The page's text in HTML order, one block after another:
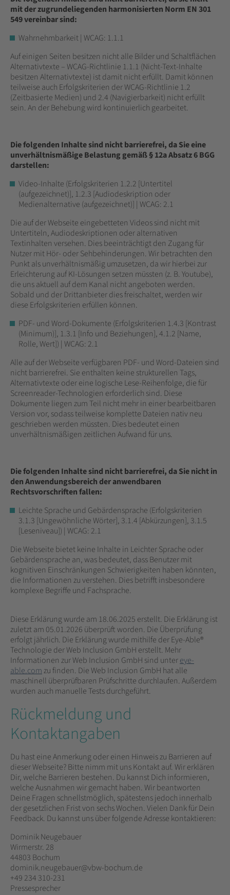
mit der zugrundeliegenden harmonisierten Norm EN 301
549 vereinbar sind:
Wahrnehmbarkeit | WCAG: 1.1.1
Auf einigen Seiten besitzen nicht alle Bilder und Schaltflächen
Alternativtexte – WCAG-Richtlinie 1.1.1 (Nicht-Text-Inhalte
besitzen Alternativtexte) ist damit nicht erfüllt. Damit können
teilweise auch Erfolgskriterien der WCAG-Richtlinie 1.2
(Zeitbasierte Medien) und 2.4 (Navigierbarkeit) nicht erfüllt
sein. An der Behebung wird kontinuierlich gearbeitet.
Die folgenden Inhalte sind nicht barrierefrei, da Sie eine
unverhältnismäßige Belastung gemäß § 12a Absatz 6 BGG
darstellen:
Video-Inhalte (Erfolgskriterien 1.2.2 [Untertitel
(aufgezeichnet)], 1.2.3 [Audiodeskription oder
Medienalternative (aufgezeichnet)] | WCAG: 2.1
Die auf der Webseite eingebetteten Videos sind nicht mit
Untertiteln, Audiodeskriptionen oder alternativen
Textinhalten versehen. Dies beeinträchtigt den Zugang für
Nutzer mit Hör- oder Sehbehinderungen. Wir betrachten den
Punkt als unverhältnismäßig umzusetzen, da wir hierbei zur
Erleichterung auf KI-Lösungen setzen müssten (z. B. Youtube),
die uns aktuell auf dem Kanal nicht angeboten werden.
Sobald und der Drittanbieter dies freischaltet, werden wir
diese Erfolgskriterien erfüllen können.
PDF- und Word-Dokumente (Erfolgskriterien 1.4.3 [Kontrast
(Minimum)], 1.3.1 [Info und Beziehungen], 4.1.2 [Name,
Rolle, Wert]) | WCAG: 2.1
Alle auf der Webseite verfügbaren PDF- und Word-Dateien sind
nicht barrierefrei. Sie enthalten keine strukturellen Tags,
Alternativtexte oder eine logische Lese-Reihenfolge, die für
Screenreader-Technologien erforderlich sind. Diese
Dokumente liegen zum Teil nicht mehr in einer bearbeitbaren
Version vor, sodass teilweise komplette Dateien nativ neu
geschrieben werden müssten. Dies bedeutet einen
unverhältnismäßigen zeitlichen Aufwand für uns.
Die folgenden Inhalte sind nicht barrierefrei, da Sie nicht in
den Anwendungsbereich der anwendbaren
Rechtsvorschriften fallen:
Leichte Sprache und Gebärdensprache (Erfolgskriterien
3.1.3 [Ungewöhnliche Wörter], 3.1.4 [Abkürzungen], 3.1.5
[Leseniveau]) | WCAG: 2.1
Die Webseite bietet keine Inhalte in Leichter Sprache oder
Gebärdensprache an, was bedeutet, dass Benutzer mit
kognitiven Einschränkungen Schwierigkeiten haben könnten,
die Informationen zu verstehen. Dies betrifft insbesondere
komplexe Begriffe und Fachsprache.
Diese Erklärung wurde am 18.06.2025 erstellt. Die Erklärung ist
zuletzt am 05.01.2026 überprüft worden. Die Überprüfung
erfolgt jährlich. Die Erklärung wurde mithilfe der Eye-Able®
Technologie der Web Inclusion GmbH erstellt. Mehr
Informationen zur Web Inclusion GmbH sind untereye-
able.comzu finden. Die Web Inclusion GmbH hat alle
maschinell überprüfbaren Prüfschritte durchlaufen. Außerdem
wurden auch manuelle Tests durchgeführt.
Rückmeldung und
Kontaktangaben
Du hast eine Anmerkung oder einen Hinweis zu Barrieren auf
dieser Webseite? Bitte nimm mit uns Kontakt auf. Wir erklären
Dir, welche Barrieren bestehen. Du kannst Dich informieren,
welche Ausnahmen wir gemacht haben. Wir beantworten
Deine Fragen schnellstmöglich, spätestens jedoch innerhalb
der gesetzlichen Frist von sechs Wochen. Vielen Dank für Dein
Feedback. Du kannst uns über folgende Adresse kontaktieren:
Dominik Neugebauer
Wirmerstr. 28
44803 Bochum
dominik.neugebauer@vbw-bochum.de
+49 234 310-231
Pressesprecher